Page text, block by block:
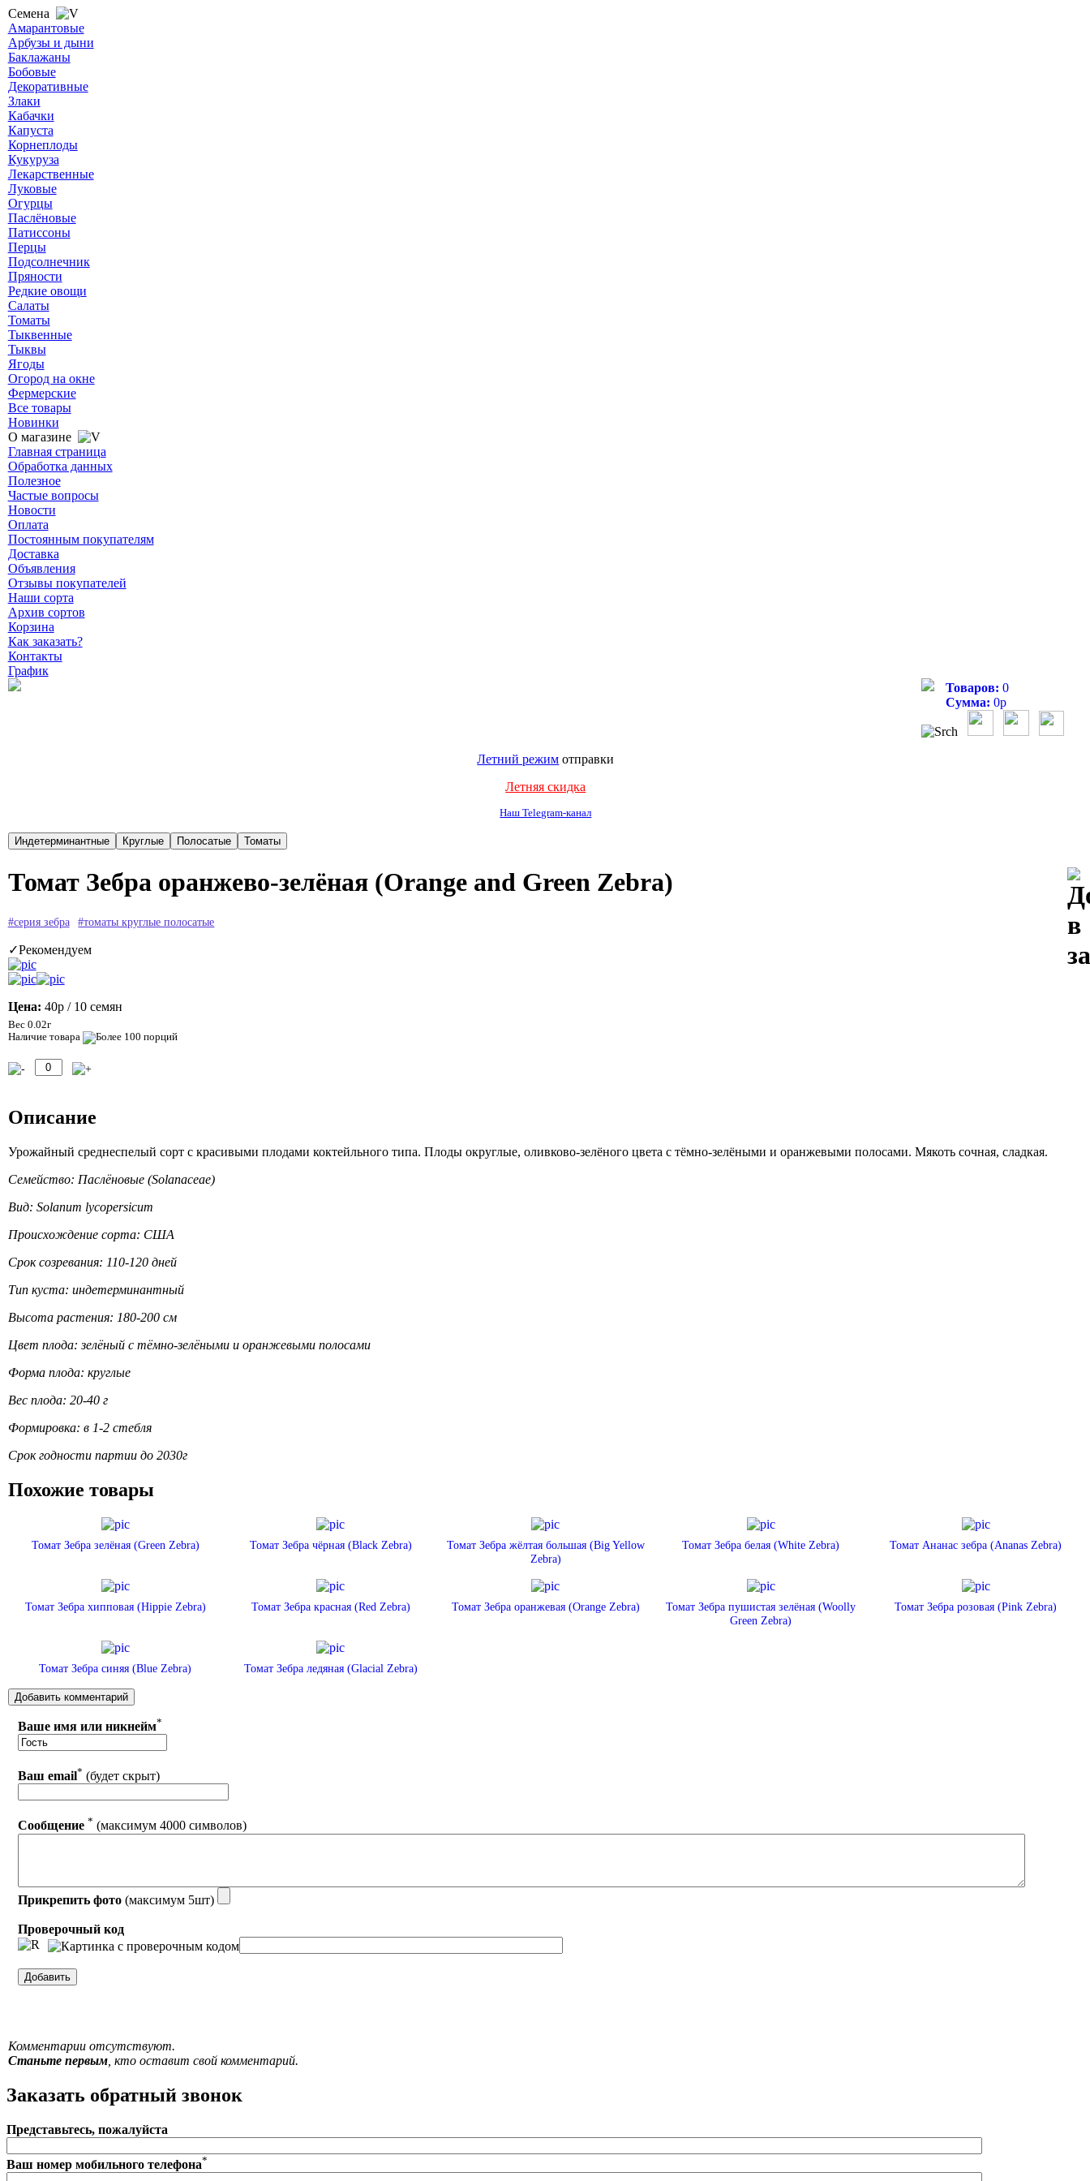
Семена
Амарантовые
Арбузы и дыни
Баклажаны
Бобовые
Декоративные
Злаки
Кабачки
Капуста
Корнеплоды
Кукуруза
Лекарственные
Луковые
Огурцы
Паслёновые
Патиссоны
Перцы
Подсолнечник
Пряности
Редкие овощи
Салаты
Томаты
Тыквенные
Тыквы
Ягоды
Огород на окне
Фермерские
Все товары
Новинки
О магазине
Главная страница
Обработка данных
Полезное
Частые вопросы
Новости
Оплата
Постоянным покупателям
Доставка
Объявления
Отзывы покупателей
Наши сорта
Архив сортов
Корзина
Как заказать?
Контакты
График
Товаров: 0
Сумма: 0р
Летний режим отправки
Летняя скидка
Наш Telegram-канал
Томат Зебра оранжево-зелёная (Orange and Green Zebra)
#серия зебра #томаты круглые полосатые
✓Рекомендуем
Цена: 40р / 10 семян
Вес 0.02г
Наличие товара
Описание
Урожайный среднеспелый сорт с красивыми плодами коктейльного типа. Плоды округлые, оливково-зелёного цвета с тёмно-зелёными и оранжевыми полосами. Мякоть сочная, сладкая.
Семейство: Паслёновые (Solanaceae)
Вид: Solanum lycopersicum
Происхождение сорта: США
Срок созревания: 110-120 дней
Тип куста: индетерминантный
Высота растения: 180-200 см
Цвет плода: зелёный с тёмно-зелёными и оранжевыми полосами
Форма плода: круглые
Вес плода: 20-40 г
Формировка: в 1-2 стебля
Срок годности партии до 2030г
Похожие товары
Томат Зебра зелёная (Green Zebra) Томат Зебра чёрная (Black Zebra)
Томат Зебра жёлтая большая (Big Yellow
Zebra)
Томат Зебра белая (White Zebra) Томат Ананас зебра (Ananas Zebra)
Томат Зебра хипповая (Hippie Zebra) Томат Зебра красная (Red Zebra) Томат Зебра оранжевая (Orange Zebra)
Томат Зебра пушистая зелёная (Woolly
Green Zebra)
Томат Зебра розовая (Pink Zebra)
Томат Зебра синяя (Blue Zebra) Томат Зебра ледяная (Glacial Zebra)
Ваше имя или никнейм*
Ваш email* (будет скрыт)
Сообщение * (максимум 4000 символов)
Прикрепить фото (максимум 5шт)
Проверочный код
Комментарии отсутствуют.
Станьте первым, кто оставит свой комментарий.
Заказать обратный звонок
Представьтесь, пожалуйста
Ваш номер мобильного телефона*